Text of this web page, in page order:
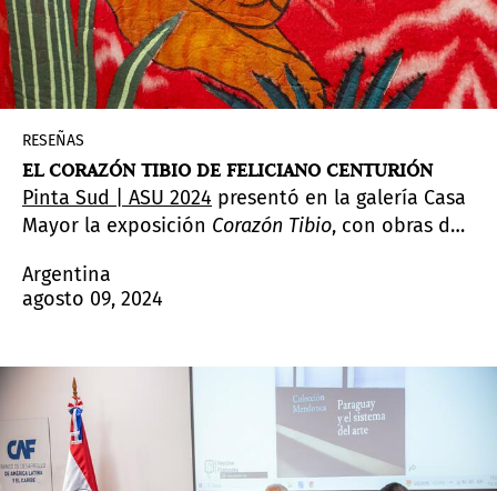
RESEÑAS
EL CORAZÓN TIBIO DE FELICIANO CENTURIÓN
Pinta Sud | ASU 2024 presentó en la galería Casa
Mayor la exposición Corazón Tibio, con obras del
de una recolección de obras de diversos
períodos de su carrera y cuenta con la curaduría
Argentina
agosto 09, 2024